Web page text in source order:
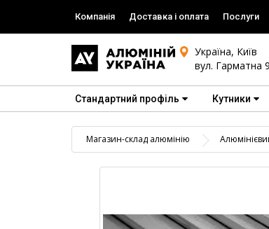
Компанія Доставка і оплата Послуги
Україна, Київ
вул. Гарматна 9
Стандартний профіль Кутники
Магазин-склад алюмінію